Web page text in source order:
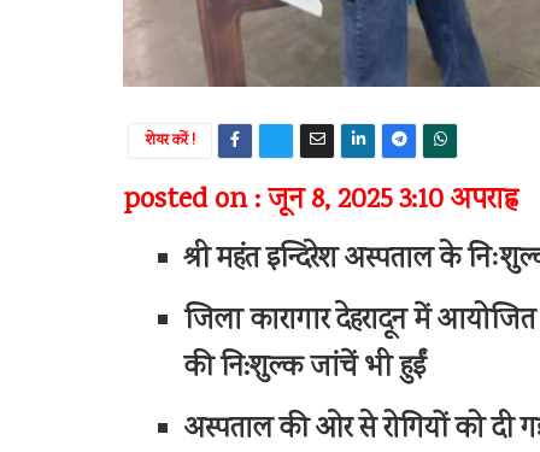
शेयर करें !
posted on : जून 8, 2025 3:10 अपराह्न
श्री महंत इन्दिरेश अस्पताल के
जिला कारागार देहरादून में
की नि:शुल्क जांचें भी हुईं
अस्पताल की ओर से रोगियों को दी